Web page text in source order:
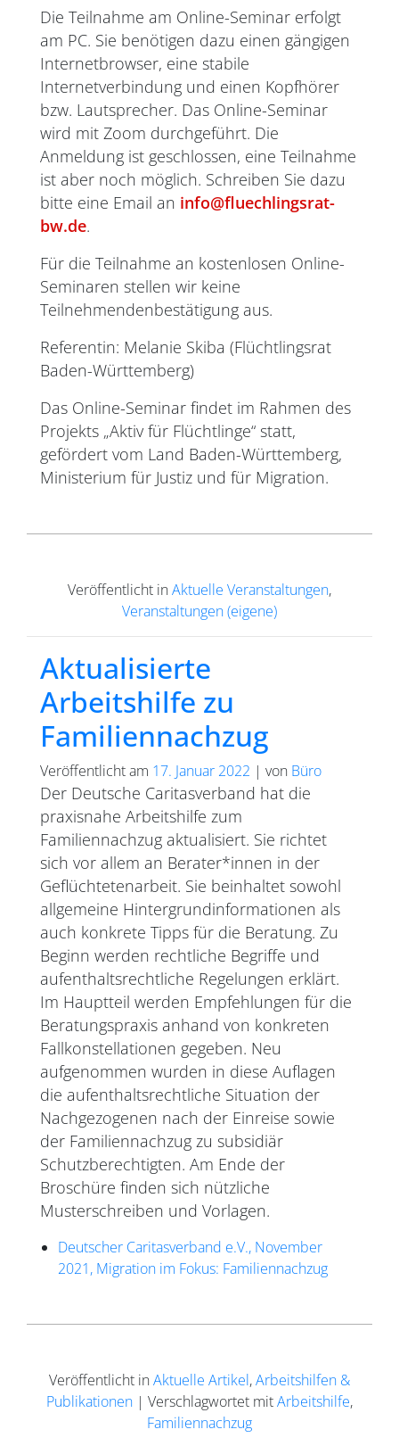
Die Teilnahme am Online-Seminar erfolgt
am PC. Sie benötigen dazu einen gängigen
Internetbrowser, eine stabile
Internetverbindung und einen Kopfhörer
bzw. Lautsprecher. Das Online-Seminar
wird mit Zoom durchgeführt. Die
Anmeldung ist geschlossen, eine Teilnahme
ist aber noch möglich. Schreiben Sie dazu
bitte eine Email an info@fluechlingsrat-
bw.de.
Für die Teilnahme an kostenlosen Online-
Seminaren stellen wir keine
Teilnehmendenbestätigung aus.
Referentin: Melanie Skiba (Flüchtlingsrat
Baden-Württemberg)
Das Online-Seminar findet im Rahmen des
Projekts „Aktiv für Flüchtlinge“ statt,
gefördert vom Land Baden-Württemberg,
Ministerium für Justiz und für Migration.
Veröffentlicht inAktuelle Veranstaltungen,
Veranstaltungen (eigene)
Aktualisierte
Arbeitshilfe zu
Familiennachzug
Veröffentlicht am 17. Januar 2022 | von Büro
Der Deutsche Caritasverband hat die
praxisnahe Arbeitshilfe zum
Familiennachzug aktualisiert. Sie richtet
sich vor allem an Berater*innen in der
Geflüchtetenarbeit. Sie beinhaltet sowohl
allgemeine Hintergrundinformationen als
auch konkrete Tipps für die Beratung. Zu
Beginn werden rechtliche Begriffe und
aufenthaltsrechtliche Regelungen erklärt.
Im Hauptteil werden Empfehlungen für die
Beratungspraxis anhand von konkreten
Fallkonstellationen gegeben. Neu
aufgenommen wurden in diese Auflagen
die aufenthaltsrechtliche Situation der
Nachgezogenen nach der Einreise sowie
der Familiennachzug zu subsidiär
Schutzberechtigten. Am Ende der
Broschüre finden sich nützliche
Musterschreiben und Vorlagen.
Deutscher Caritasverband e.V., November
2021, Migration im Fokus: Familiennachzug
Veröffentlicht inAktuelle Artikel,Arbeitshilfen &
Publikationen | Verschlagwortet mitArbeitshilfe,
Familiennachzug